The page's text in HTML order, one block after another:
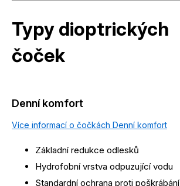
Typy dioptrických
čoček
Denní komfort
Více informací o čočkách Denní komfort
Základní redukce odlesků
Hydrofobní vrstva odpuzující vodu
Standardní ochrana proti poškrábání